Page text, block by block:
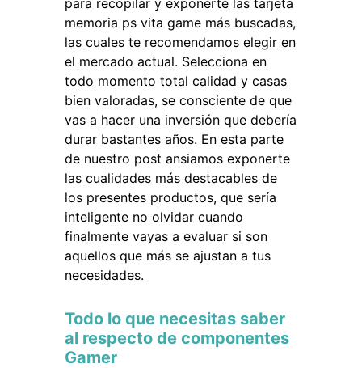
para recopilar y exponerte las tarjeta
memoria ps vita game más buscadas,
las cuales te recomendamos elegir en
el mercado actual. Selecciona en
todo momento total calidad y casas
bien valoradas, se consciente de que
vas a hacer una inversión que debería
durar bastantes años. En esta parte
de nuestro post ansiamos exponerte
las cualidades más destacables de
los presentes productos, que sería
inteligente no olvidar cuando
finalmente vayas a evaluar si son
aquellos que más se ajustan a tus
necesidades.
Todo lo que necesitas saber
al respecto de componentes
Gamer